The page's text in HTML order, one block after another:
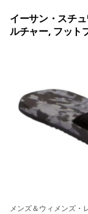
イーサン・スチ
ルチャー, フット
メンズ＆ウィメンズ・